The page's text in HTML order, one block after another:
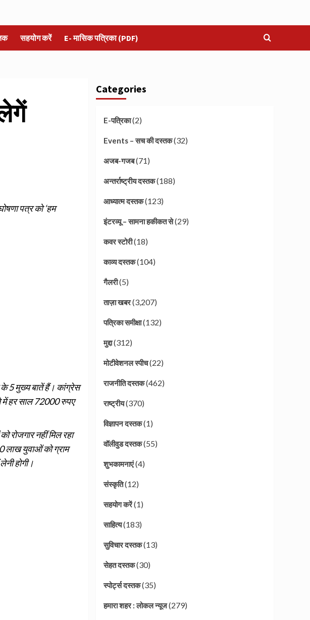
सहयोग करें E- मासिक पत्रिका (PDF)
पत्र को ‘हम
के 5 मुख्य बातें हैं। कांग्रेस
में हर साल 72000 रुपए
रोजगार नहीं मिल रहा
लाख युवाओं को ग्राम
होगी।
Categories
E-पत्रिका(2)
Events – सच की दस्तक(32)
अजब-गजब(71)
अन्तर्राष्ट्रीय दस्तक(188)
आध्यात्म दस्तक(123)
इंटरव्यू – सामना हकीकत से(29)
कवर स्टोरी(18)
काव्य दस्तक(104)
गैलरी(5)
ताज़ा खबर(3,207)
पत्रिका समीक्षा(132)
मुद्दा(312)
मोटीवेशनल स्पीच(22)
राजनीति दस्तक(462)
राष्ट्रीय(370)
विज्ञापन दस्तक(1)
वॉलीवुड दस्तक(55)
शुभकामनाएं(4)
संस्कृति(12)
सहयोग करें(1)
साहित्य(183)
सुविचार दस्तक(13)
सेहत दस्तक(30)
स्पोर्ट्स दस्तक(35)
हमारा शहर : लोकल न्यूज(279)